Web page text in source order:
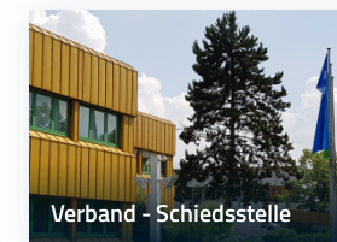
Verband - Schiedsstelle